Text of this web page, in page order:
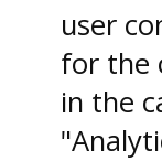
user
for the
in the